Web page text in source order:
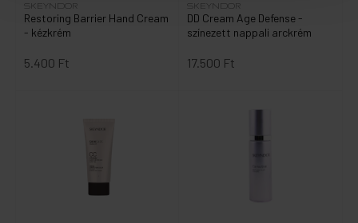
Restoring Barrier Hand Cream
- kézkrém
SKEYNDOR
5.400 Ft
DD Cream Age Defense -
színezett nappali arckrém
SKEYNDOR
17.500 Ft